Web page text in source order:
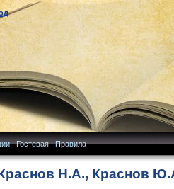
|Гостевая|Правила
Н.А., Краснов